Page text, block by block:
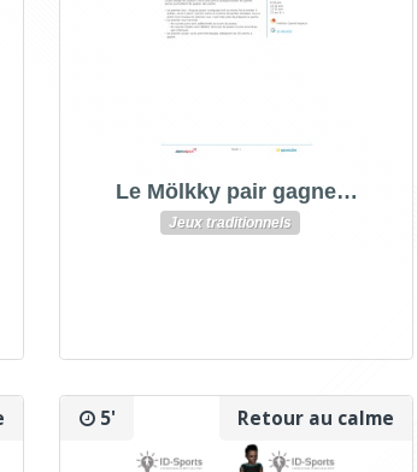
Le Mölkky pair gagne…
Jeux traditionnels
Retour au calme
5'